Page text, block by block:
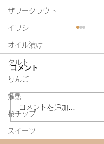
ザワークラウト
イワシ
オイル漬け
タルト
りんご
燻製
桜チップ
スイーツ
今年初めての味噌
コメント
コメントを追加…